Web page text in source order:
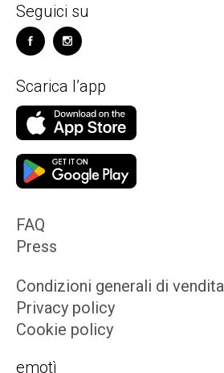
Seguici su
Scarica l’app
FAQ
Press
Condizioni generali di vendita
Privacy policy
Cookie policy
emotì